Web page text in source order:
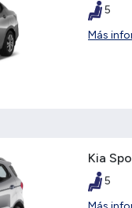
5
Más
Kia
5